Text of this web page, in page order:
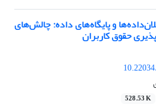
و پایگاه‌های داده: چالش‌های
حقوق کاربران
528.53 K